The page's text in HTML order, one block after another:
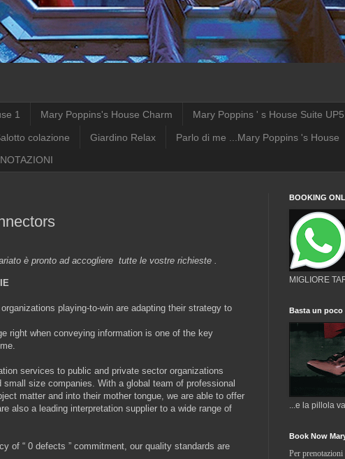
1 Mary Poppins's House Charm Mary Poppins ' s House Suite UP5
colazione Giardino Relax Parlo di me ...Mary Poppins 's House
è pronto ad accogliere tutte le vostre richieste .
playing-to-win are adapting their strategy to
right when conveying information is one of the key
services to public and private sector organizations
small size companies. With a global team of professional
matter and into their mother tongue, we are able to offer
also a leading interpretation supplier to a wide range of
of “ 0 defects ” commitment, our quality standards are
BOOKING
MIGLIORE
Basta un poco
...e la pillola
Book Now
Per prenotazioni